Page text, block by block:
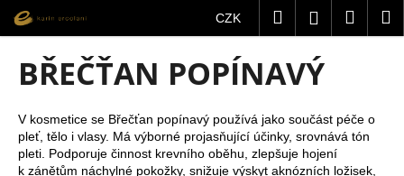
obsah
CZK HledatPřihlášení
BŘEČŤAN POPÍNAVÝ
V kosmetice se Břečťan popínavý používá jako součást péče o
pleť, tělo i vlasy. Má výborné projasňující účinky, srovnává tón
pleti. Podporuje činnost krevního oběhu, zlepšuje hojení
k zánětům náchylné pokožky, snižuje výskyt aknózních ložisek,
o
o
p
o